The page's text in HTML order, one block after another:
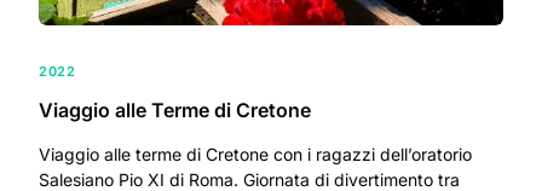
2022
Viaggio alle Terme di Cretone
Viaggio alle terme di Cretone con i ragazzi dell’oratorio
Salesiano Pio XI di Roma. Giornata di divertimento tra